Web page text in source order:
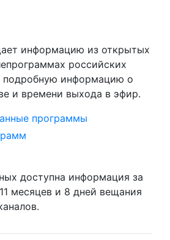
информацию из открытых
российских
подробную информацию о
и времени выхода в эфир.
программы
доступна информация за
месяцев и 8 дней вещания